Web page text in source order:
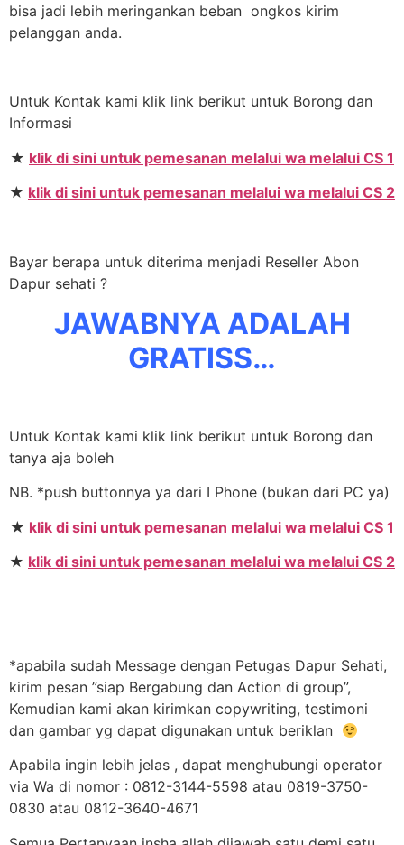
bisa jadi lebih meringankan beban ongkos kirim
pelanggan anda.
Untuk Kontak kami klik link berikut untuk Borong dan
Informasi
★ klik di sini untuk pemesanan melalui wa melalui CS 1
★ klik di sini untuk pemesanan melalui wa melalui CS 2
Bayar berapa untuk diterima menjadi Reseller Abon
Dapur sehati ?
JAWABNYA ADALAH
GRATISS…
Untuk Kontak kami klik link berikut untuk Borong dan
tanya aja boleh
NB. *push buttonnya ya dari I Phone (bukan dari PC ya)
★ klik di sini untuk pemesanan melalui wa melalui CS 1
★ klik di sini untuk pemesanan melalui wa melalui CS 2
*apabila sudah Message dengan Petugas Dapur Sehati,
kirim pesan ”siap Bergabung dan Action di group”,
Kemudian kami akan kirimkan copywriting, testimoni
dan gambar yg dapat digunakan untuk beriklan
Apabila ingin lebih jelas , dapat menghubungi operator
via Wa di nomor : 0812-3144-5598 atau 0819-3750-
0830 atau 0812-3640-4671